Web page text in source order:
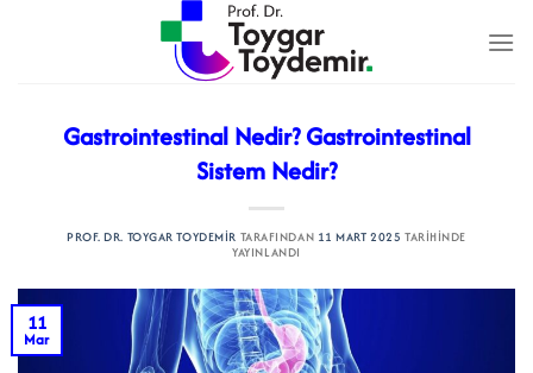
Gastrointestinal Nedir? Gastrointestinal
Sistem Nedir?
PROF. DR. TOYGAR TOYDEMIR TARAFINDAN 11 MART 2025 TARIHINDE
YAYINLANDI
11
Mar